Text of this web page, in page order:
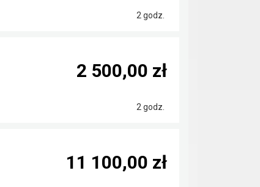
2 godz.
2 godz.
2 500,00 zł
11 100,00 zł